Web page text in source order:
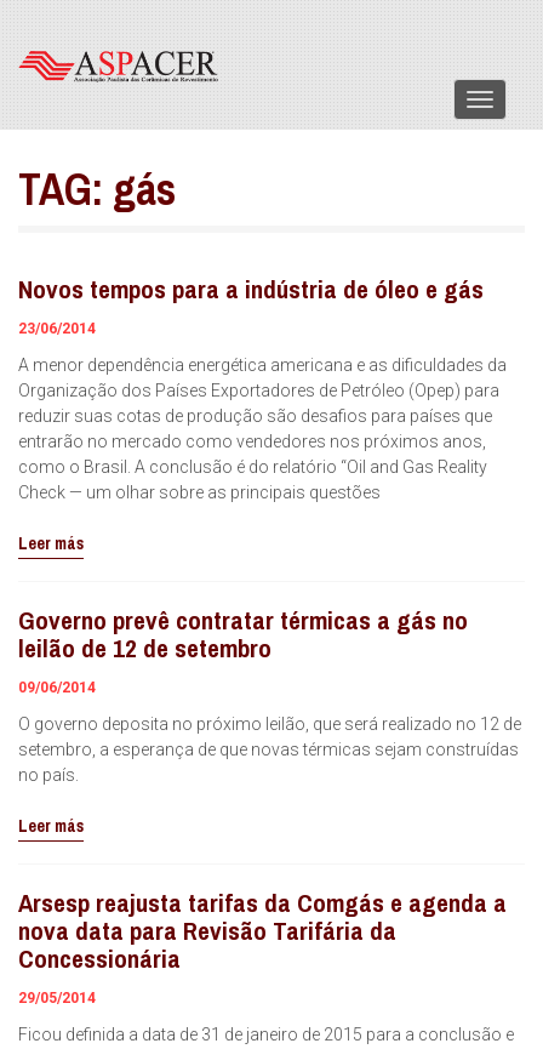
Menu
TAG: gás
Novos tempos para a indústria de óleo e gás
23/06/2014
A menor dependência energética americana e as dificuldades da
Organização dos Países Exportadores de Petróleo (Opep) para
reduzir suas cotas de produção são desafios para países que
entrarão no mercado como vendedores nos próximos anos,
como o Brasil. A conclusão é do relatório “Oil and Gas Reality
Check — um olhar sobre as principais questões
Leer más
Governo prevê contratar térmicas a gás no
leilão de 12 de setembro
09/06/2014
O governo deposita no próximo leilão, que será realizado no 12 de
setembro, a esperança de que novas térmicas sejam construídas
no país.
Leer más
Arsesp reajusta tarifas da Comgás e agenda a
nova data para Revisão Tarifária da
Concessionária
29/05/2014
Ficou definida a data de 31 de janeiro de 2015 para a conclusão e